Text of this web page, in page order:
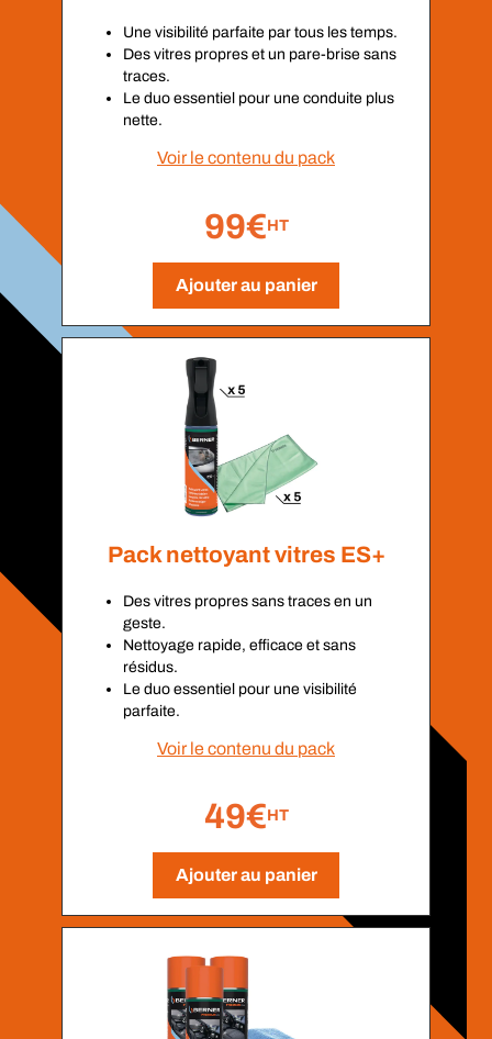
Une visibilité parfaite par tous les temps.
Des vitres propres et un pare-brise sans
traces.
Le duo essentiel pour une conduite plus
nette.
Voir le contenu du pack
99€HT
Ajouter au panier
Pack nettoyant vitres ES+
Des vitres propres sans traces en un
geste.
Nettoyage rapide, efficace et sans
résidus.
Le duo essentiel pour une visibilité
parfaite.
Voir le contenu du pack
49€HT
Ajouter au panier